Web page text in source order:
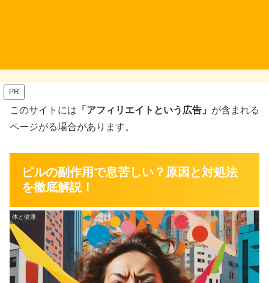
PR
このサイトには 「アフィリエイトという広告」 が含まれる
ページがる場合があります。
ピルの副作用で息苦しい？原因と対処法
を徹底解説！
体と健康